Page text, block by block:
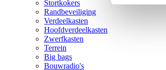
Stortkokers
Randbeveiliging
Verdeelkasten
Hoofdverdeelkasten
Zwerfkasten
Terrein
Big bags
Bouwradio's